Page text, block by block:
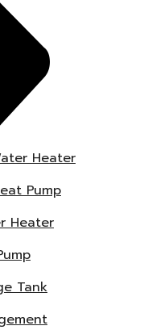
Heater
Pump
Heater
Tank